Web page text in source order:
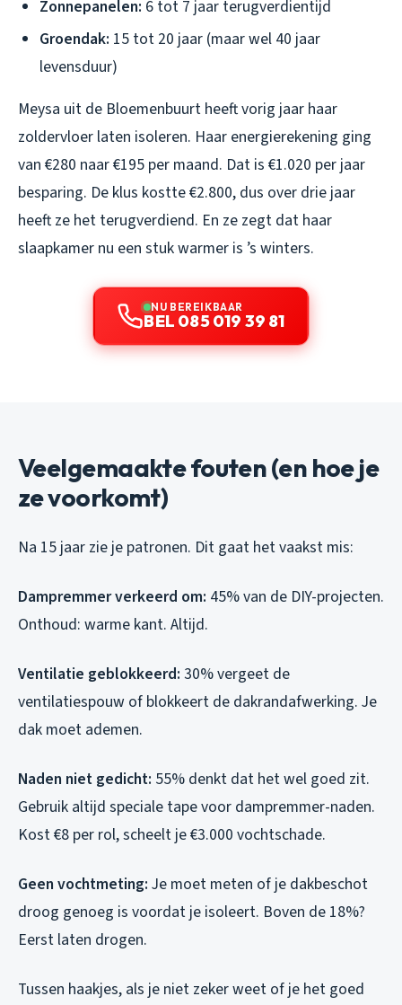
Zonnepanelen: 6 tot 7 jaar terugverdientijd
Groendak: 15 tot 20 jaar (maar wel 40 jaar
levensduur)
Meysa uit de Bloemenbuurt heeft vorig jaar haar
zoldervloer laten isoleren. Haar energierekening ging
van €280 naar €195 per maand. Dat is €1.020 per jaar
besparing. De klus kostte €2.800, dus over drie jaar
heeft ze het terugverdiend. En ze zegt dat haar
slaapkamer nu een stuk warmer is ’s winters.
NU BEREIKBAAR
BEL 085 019 39 81
Veelgemaakte fouten (en hoe je
ze voorkomt)
Na 15 jaar zie je patronen. Dit gaat het vaakst mis:
Dampremmer verkeerd om: 45% van de DIY-projecten.
Onthoud: warme kant. Altijd.
Ventilatie geblokkeerd: 30% vergeet de
ventilatiespouw of blokkeert de dakrandafwerking. Je
dak moet ademen.
Naden niet gedicht: 55% denkt dat het wel goed zit.
Gebruik altijd speciale tape voor dampremmer-naden.
Kost €8 per rol, scheelt je €3.000 vochtschade.
Geen vochtmeting: Je moet meten of je dakbeschot
droog genoeg is voordat je isoleert. Boven de 18%?
Eerst laten drogen.
Tussen haakjes, als je niet zeker weet of je het goed